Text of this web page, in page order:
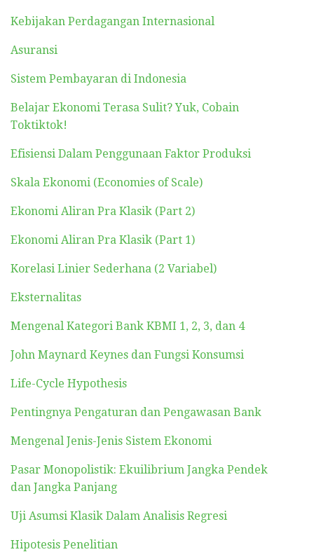
Kebijakan Perdagangan Internasional
Asuransi
Sistem Pembayaran di Indonesia
Belajar Ekonomi Terasa Sulit? Yuk, Cobain
Toktiktok!
Efisiensi Dalam Penggunaan Faktor Produksi
Skala Ekonomi (Economies of Scale)
Ekonomi Aliran Pra Klasik (Part 2)
Ekonomi Aliran Pra Klasik (Part 1)
Korelasi Linier Sederhana (2 Variabel)
Eksternalitas
Mengenal Kategori Bank KBMI 1, 2, 3, dan 4
John Maynard Keynes dan Fungsi Konsumsi
Life-Cycle Hypothesis
Pentingnya Pengaturan dan Pengawasan Bank
Mengenal Jenis-Jenis Sistem Ekonomi
Pasar Monopolistik: Ekuilibrium Jangka Pendek
dan Jangka Panjang
Uji Asumsi Klasik Dalam Analisis Regresi
Hipotesis Penelitian